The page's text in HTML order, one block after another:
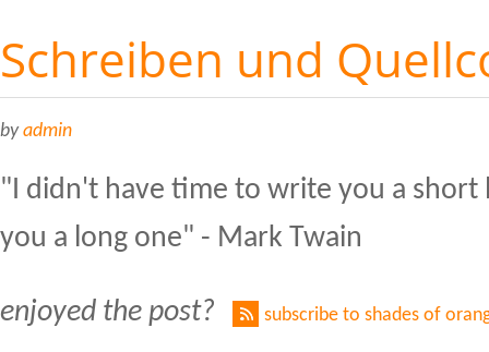
Schreiben und
byadmin
"I didn't have time to write you a short
you a long one" - Mark Twain
enjoyed the post? subscribe to shades of